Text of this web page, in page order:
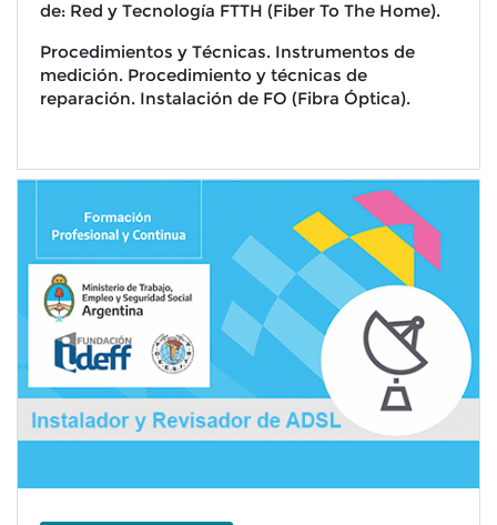
de: Red y Tecnología FTTH (Fiber To The Home).
Procedimientos y Técnicas. Instrumentos de
medición. Procedimiento y técnicas de
reparación. Instalación de FO (Fibra Óptica).